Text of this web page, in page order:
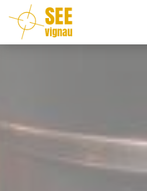
Panneau de gestion des cookies